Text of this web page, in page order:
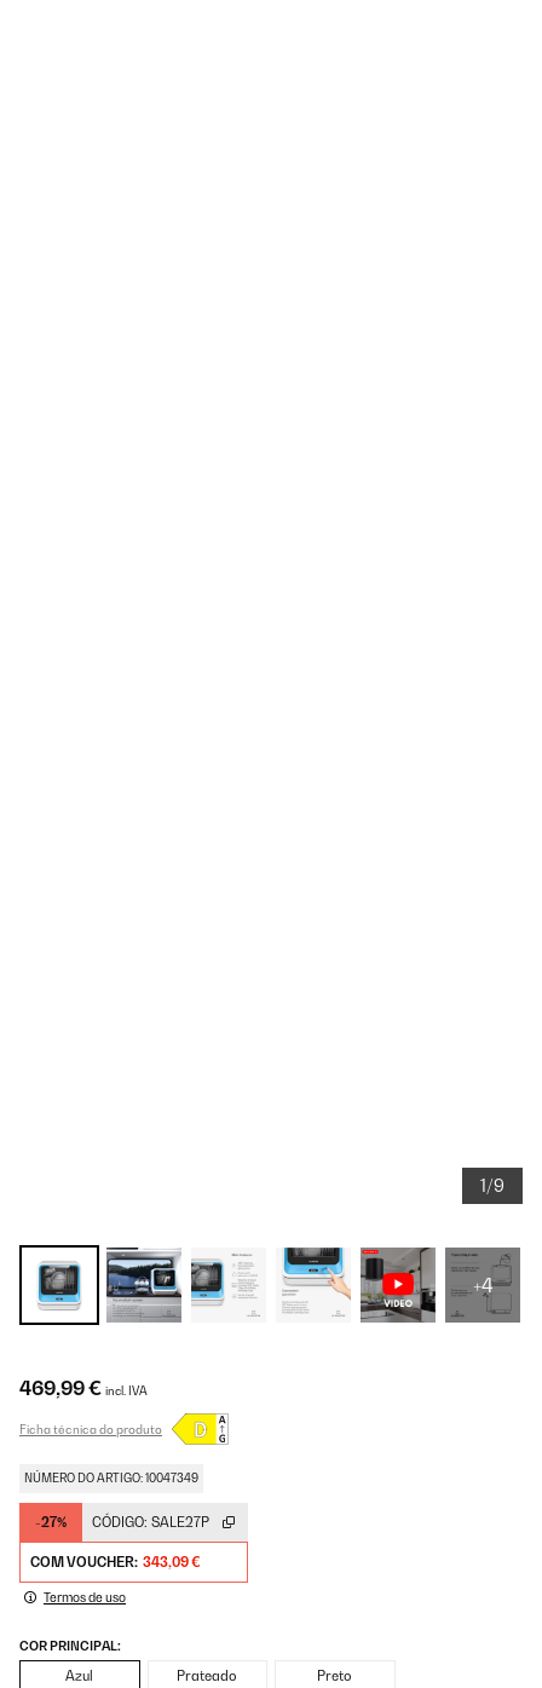
1/9
+4
469,99 € incl. IVA
Ficha técnica do produto
NÚMERO DO ARTIGO: 10047349
-27% CÓDIGO: SALE27P
COM VOUCHER: 343,09 €
Termos de uso
COR PRINCIPAL:
Azul Prateado Preto